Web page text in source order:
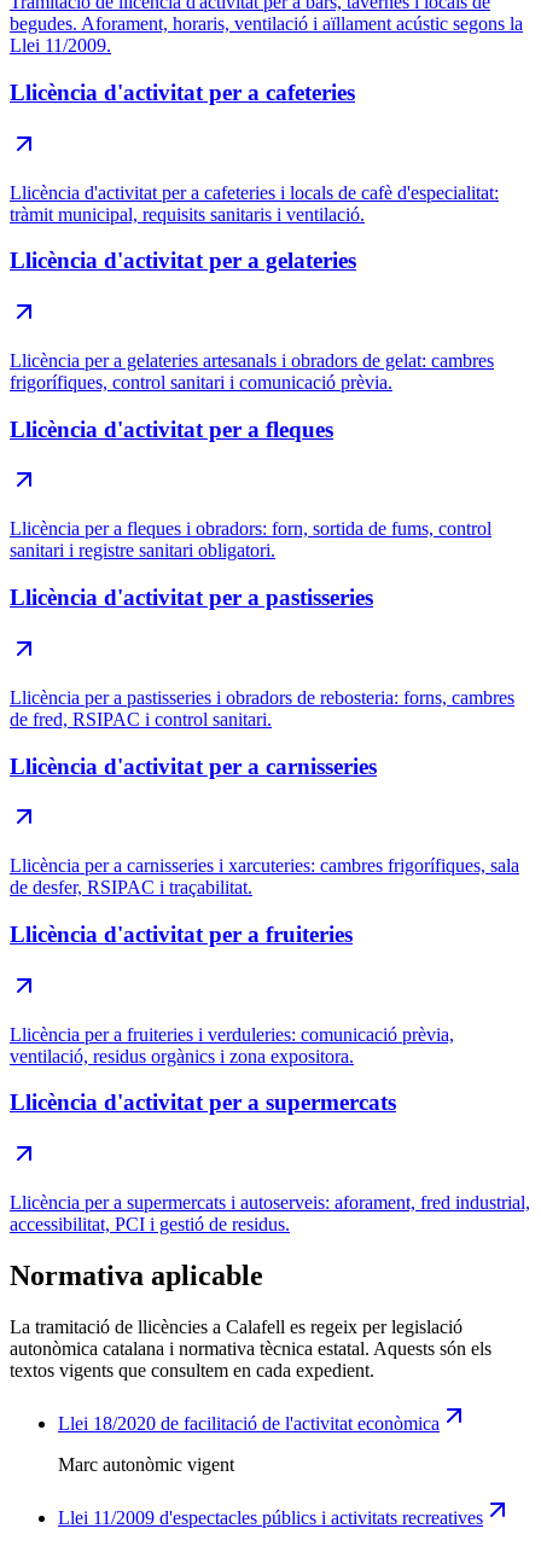
begudes. Aforament, horaris, ventilació i aïllament acústic segons la
Llei 11/2009.
Llicència d'activitat per a cafeteries
Llicència d'activitat per a cafeteries i locals de cafè d'especialitat:
tràmit municipal, requisits sanitaris i ventilació.
Llicència d'activitat per a gelateries
Llicència per a gelateries artesanals i obradors de gelat: cambres
frigorífiques, control sanitari i comunicació prèvia.
Llicència d'activitat per a fleques
Llicència per a fleques i obradors: forn, sortida de fums, control
sanitari i registre sanitari obligatori.
Llicència d'activitat per a pastisseries
Llicència per a pastisseries i obradors de rebosteria: forns, cambres
de fred, RSIPAC i control sanitari.
Llicència d'activitat per a carnisseries
Llicència per a carnisseries i xarcuteries: cambres frigorífiques, sala
de desfer, RSIPAC i traçabilitat.
Llicència d'activitat per a fruiteries
Llicència per a fruiteries i verduleries: comunicació prèvia,
ventilació, residus orgànics i zona expositora.
Llicència d'activitat per a supermercats
Llicència per a supermercats i autoserveis: aforament, fred industrial,
accessibilitat, PCI i gestió de residus.
Normativa aplicable
La tramitació de llicències a Calafell es regeix per legislació
autonòmica catalana i normativa tècnica estatal. Aquests són els
textos vigents que consultem en cada expedient.
Llei 18/2020 de facilitació de l'activitat econòmica
Marc autonòmic vigent
Llei 11/2009 d'espectacles públics i activitats recreatives